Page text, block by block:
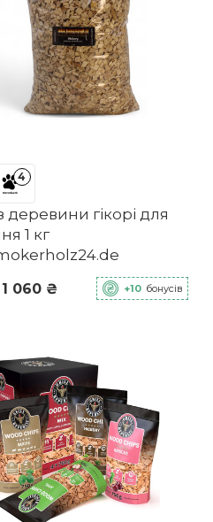
4
деревини гікорі для
1 кг
1 060 ₴ +10 бонусів